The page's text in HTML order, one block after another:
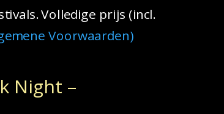
Volledige prijs (incl.
Voorwaarden)
Night –